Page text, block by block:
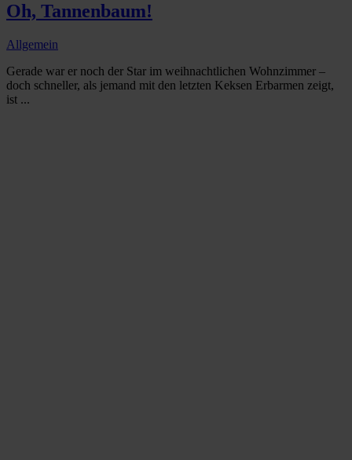
Oh, Tannenbaum!
Allgemein
Gerade war er noch der Star im weihnachtlichen Wohnzimmer –
doch schneller, als jemand mit den letzten Keksen Erbarmen zeigt,
ist ...